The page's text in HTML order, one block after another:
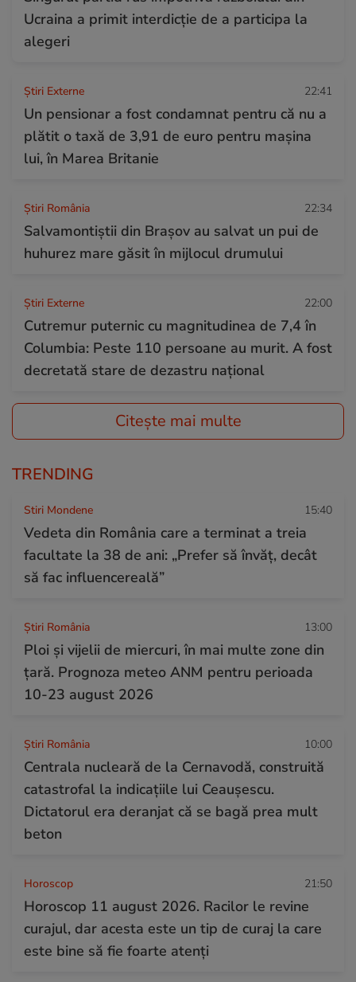
Ucraina a primit interdicție de a participa la
alegeri
Știri Externe 22:41
Un pensionar a fost condamnat pentru că nu a
plătit o taxă de 3,91 de euro pentru mașina
lui, în Marea Britanie
Știri România 22:34
Salvamontiștii din Brașov au salvat un pui de
huhurez mare găsit în mijlocul drumului
Știri Externe 22:00
Cutremur puternic cu magnitudinea de 7,4 în
Columbia: Peste 110 persoane au murit. A fost
decretată stare de dezastru național
Citește mai multe
TRENDING
Stiri Mondene 15:40
Vedeta din România care a terminat a treia
facultate la 38 de ani: „Prefer să învăț, decât
să fac influencereală”
Știri România 13:00
Ploi și vijelii de miercuri, în mai multe zone din
țară. Prognoza meteo ANM pentru perioada
10-23 august 2026
Știri România 10:00
Centrala nucleară de la Cernavodă, construită
catastrofal la indicațiile lui Ceaușescu.
Dictatorul era deranjat că se bagă prea mult
beton
Horoscop 21:50
Horoscop 11 august 2026. Racilor le revine
curajul, dar acesta este un tip de curaj la care
este bine să fie foarte atenți